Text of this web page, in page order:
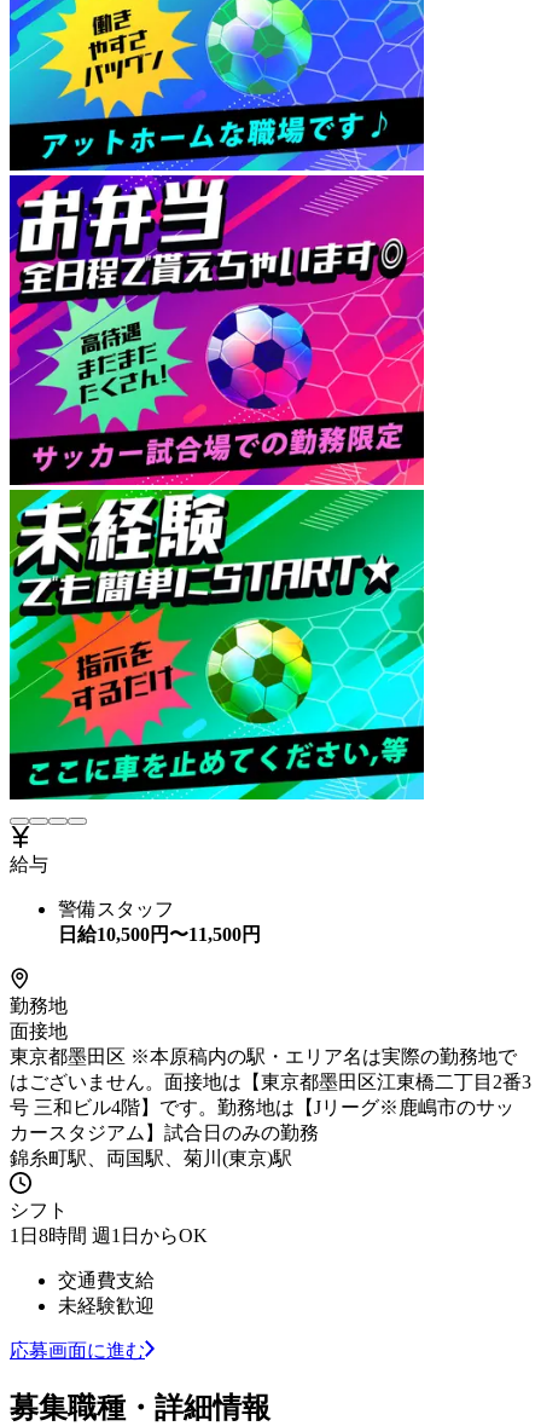
給与
警備スタッフ
日給10,500円〜11,500円
勤務地
面接地
東京都墨田区 ※本原稿内の駅・エリア名は実際の勤務地で
はございません。面接地は【東京都墨田区江東橋二丁目2番3
号 三和ビル4階】です。勤務地は【Jリーグ※鹿嶋市のサッ
カースタジアム】試合日のみの勤務
錦糸町駅、両国駅、菊川(東京)駅
シフト
1日8時間 週1日からOK
交通費支給
未経験歓迎
応募画面に進む
募集職種・詳細情報